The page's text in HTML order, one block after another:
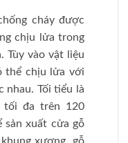
cháy được
chịu lửa trong
Tùy vào vật liệu
thể chịu lửa với
nhau. Tối tiểu là
tối đa trên 120
sản xuất cửa gỗ